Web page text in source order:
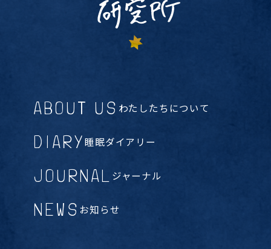
ABOUT US わたしたちについて
DIARY睡眠ダイアリー
JOURNAL ジャーナル
NEWS お知らせ